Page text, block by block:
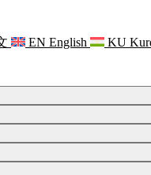
EN English KU